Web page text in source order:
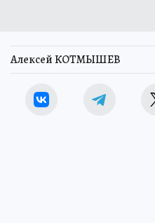
Алексей КОТМЫШЕВ